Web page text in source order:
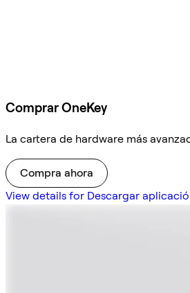
Comprar OneKey
La cartera de hardware más
Compra ahora
View details for Descargar